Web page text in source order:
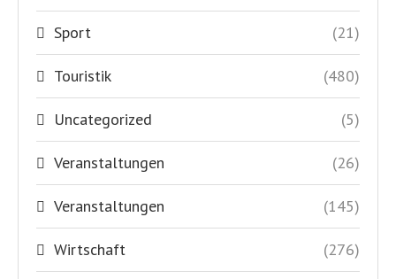
Sport (21)
Touristik (480)
Uncategorized (5)
Veranstaltungen (26)
Veranstaltungen (145)
Wirtschaft (276)